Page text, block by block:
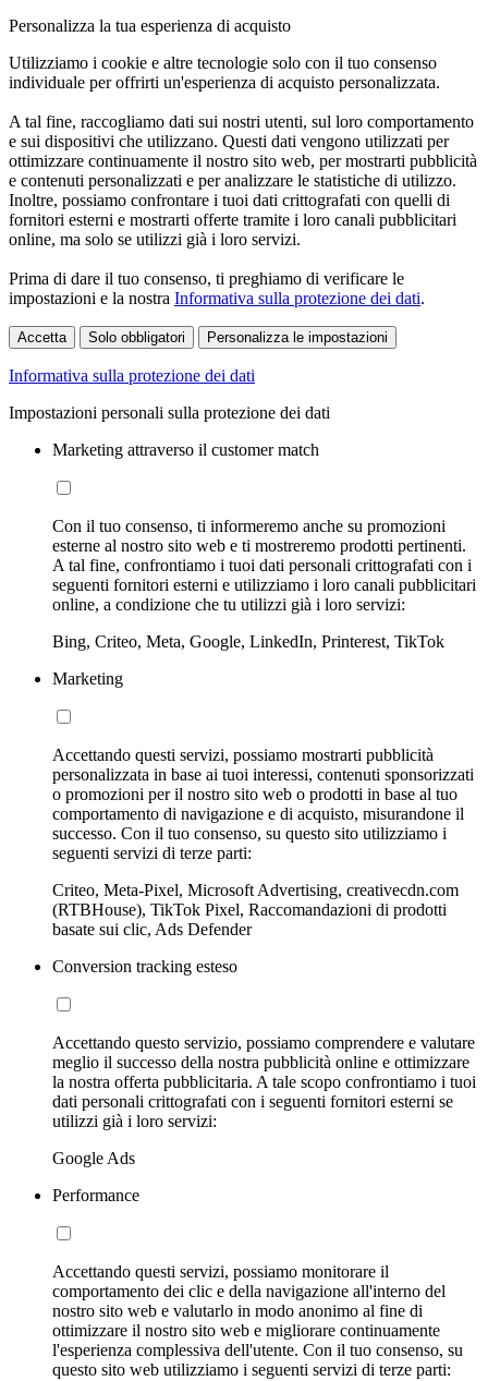
Personalizza la tua esperienza di acquisto
Utilizziamo i cookie e altre tecnologie solo con il tuo consenso
individuale per offrirti un'esperienza di acquisto personalizzata.
A tal fine, raccogliamo dati sui nostri utenti, sul loro comportamento
e sui dispositivi che utilizzano. Questi dati vengono utilizzati per
ottimizzare continuamente il nostro sito web, per mostrarti pubblicità
e contenuti personalizzati e per analizzare le statistiche di utilizzo.
Inoltre, possiamo confrontare i tuoi dati crittografati con quelli di
fornitori esterni e mostrarti offerte tramite i loro canali pubblicitari
online, ma solo se utilizzi già i loro servizi.
Prima di dare il tuo consenso, ti preghiamo di verificare le
impostazioni e la nostra Informativa sulla protezione dei dati.
Accetta Solo obbligatori Personalizza le impostazioni
Informativa sulla protezione dei dati
Impostazioni personali sulla protezione dei dati
Marketing attraverso il customer match
Con il tuo consenso, ti informeremo anche su promozioni
esterne al nostro sito web e ti mostreremo prodotti pertinenti.
A tal fine, confrontiamo i tuoi dati personali crittografati con i
seguenti fornitori esterni e utilizziamo i loro canali pubblicitari
online, a condizione che tu utilizzi già i loro servizi:
Bing, Criteo, Meta, Google, LinkedIn, Printerest, TikTok
Marketing
Accettando questi servizi, possiamo mostrarti pubblicità
personalizzata in base ai tuoi interessi, contenuti sponsorizzati
o promozioni per il nostro sito web o prodotti in base al tuo
comportamento di navigazione e di acquisto, misurandone il
successo. Con il tuo consenso, su questo sito utilizziamo i
seguenti servizi di terze parti:
Criteo, Meta-Pixel, Microsoft Advertising, creativecdn.com
(RTBHouse), TikTok Pixel, Raccomandazioni di prodotti
basate sui clic, Ads Defender
Conversion tracking esteso
Accettando questo servizio, possiamo comprendere e valutare
meglio il successo della nostra pubblicità online e ottimizzare
la nostra offerta pubblicitaria. A tale scopo confrontiamo i tuoi
dati personali crittografati con i seguenti fornitori esterni se
utilizzi già i loro servizi:
Google Ads
Performance
Accettando questi servizi, possiamo monitorare il
comportamento dei clic e della navigazione all'interno del
nostro sito web e valutarlo in modo anonimo al fine di
ottimizzare il nostro sito web e migliorare continuamente
l'esperienza complessiva dell'utente. Con il tuo consenso, su
questo sito web utilizziamo i seguenti servizi di terze parti: